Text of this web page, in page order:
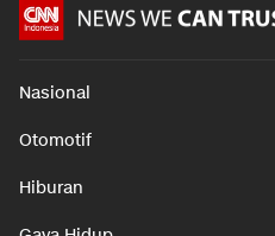
Nasional
Otomotif
Hiburan